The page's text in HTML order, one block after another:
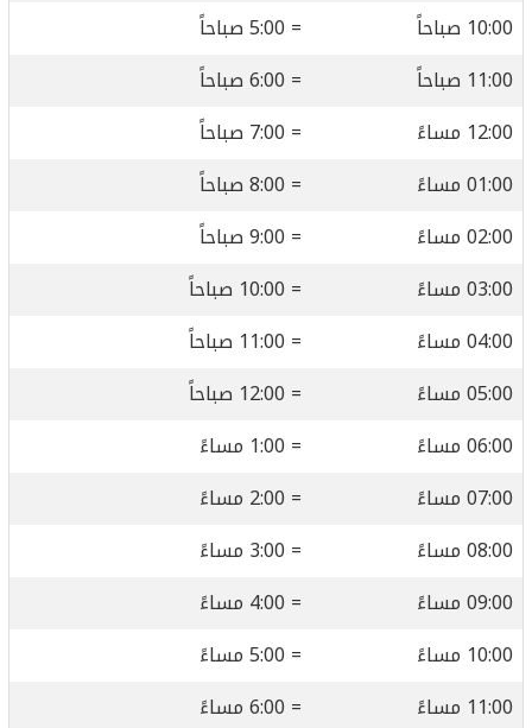
10:00 صباحاً
= 5:00 صباحاً
11:00 صباحاً
= 6:00 صباحاً
12:00 مساءً
= 7:00 صباحاً
01:00 مساءً
= 8:00 صباحاً
02:00 مساءً
= 9:00 صباحاً
03:00 مساءً
= 10:00 صباحاً
04:00 مساءً
= 11:00 صباحاً
05:00 مساءً
= 12:00 صباحاً
06:00 مساءً
= 1:00 مساءً
07:00 مساءً
= 2:00 مساءً
08:00 مساءً
= 3:00 مساءً
09:00 مساءً
= 4:00 مساءً
10:00 مساءً
= 5:00 مساءً
11:00 مساءً
= 6:00 مساءً